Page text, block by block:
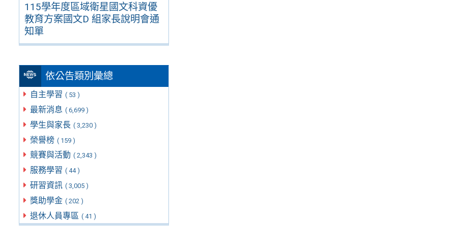
115學年度區域衛星國文科資優
教育方案國文D 組家長說明會通
知單
依公告類別彙總
自主學習 ( 53 )
最新消息 ( 6,699 )
學生與家長 ( 3,230 )
榮譽榜 ( 159 )
競賽與活動 ( 2,343 )
服務學習 ( 44 )
研習資訊 ( 3,005 )
獎助學金 ( 202 )
退休人員專區 ( 41 )